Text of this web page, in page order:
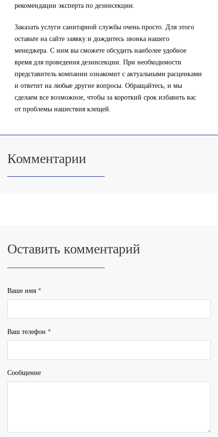
рекомендации эксперта по дезинсекции.
Заказать услуги санитарной службы очень просто. Для этого
оставьте на сайте заявку и дождитесь звонка нашего
менеджера. С ним вы сможете обсудить наиболее удобное
время для проведения дезинсекции. При необходимости
представитель компании ознакомит с актуальными расценками
и ответит на любые другие вопросы. Обращайтесь, и мы
сделаем все возможное, чтобы за короткий срок избавить вас
от проблемы нашествия клещей.
Комментарии
Оставить комментарий
Ваше имя *
Ваш телефон *
Сообщение